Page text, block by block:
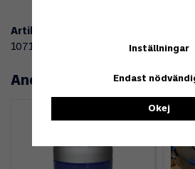
Artikelnummer:
107121
Andra köpte även
Inställningar
Endast
Okej